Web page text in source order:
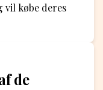
vil købe deres
de